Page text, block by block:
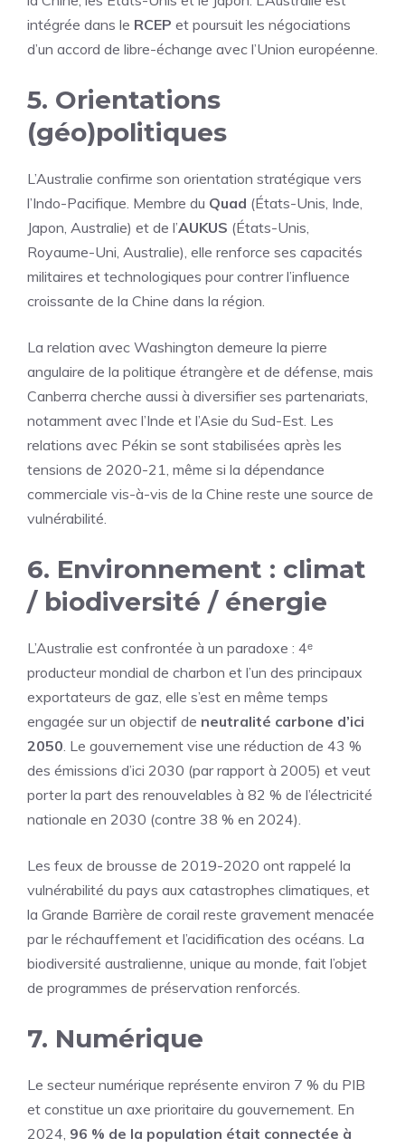
intégrée dans le RCEP et poursuit les négociations
d’un accord de libre-échange avec l’Union européenne.
5. Orientations
(géo)politiques
L’Australie confirme son orientation stratégique vers
l’Indo-Pacifique. Membre du Quad (États-Unis, Inde,
Japon, Australie) et de l’AUKUS (États-Unis,
Royaume-Uni, Australie), elle renforce ses capacités
militaires et technologiques pour contrer l’influence
croissante de la Chine dans la région.
La relation avec Washington demeure la pierre
angulaire de la politique étrangère et de défense, mais
Canberra cherche aussi à diversifier ses partenariats,
notamment avec l’Inde et l’Asie du Sud-Est. Les
relations avec Pékin se sont stabilisées après les
tensions de 2020-21, même si la dépendance
commerciale vis-à-vis de la Chine reste une source de
vulnérabilité.
6. Environnement : climat
/ biodiversité / énergie
L’Australie est confrontée à un paradoxe : 4ᵉ
producteur mondial de charbon et l’un des principaux
exportateurs de gaz, elle s’est en même temps
engagée sur un objectif de neutralité carbone d’ici
2050. Le gouvernement vise une réduction de 43 %
des émissions d’ici 2030 (par rapport à 2005) et veut
porter la part des renouvelables à 82 % de l’électricité
nationale en 2030 (contre 38 % en 2024).
Les feux de brousse de 2019-2020 ont rappelé la
vulnérabilité du pays aux catastrophes climatiques, et
la Grande Barrière de corail reste gravement menacée
par le réchauffement et l’acidification des océans. La
biodiversité australienne, unique au monde, fait l’objet
de programmes de préservation renforcés.
7. Numérique
Le secteur numérique représente environ 7 % du PIB
et constitue un axe prioritaire du gouvernement. En
2024, 96 % de la population était connectée à